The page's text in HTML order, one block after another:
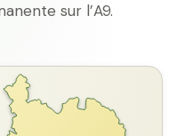
sur l’A9.